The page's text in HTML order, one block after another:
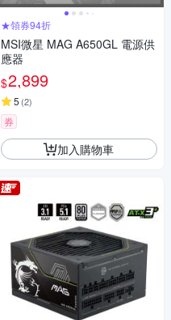
★領券94折
MSI微星 MAG A650GL 電源供
應器
$2,899
5 (2)
券
加入購物車